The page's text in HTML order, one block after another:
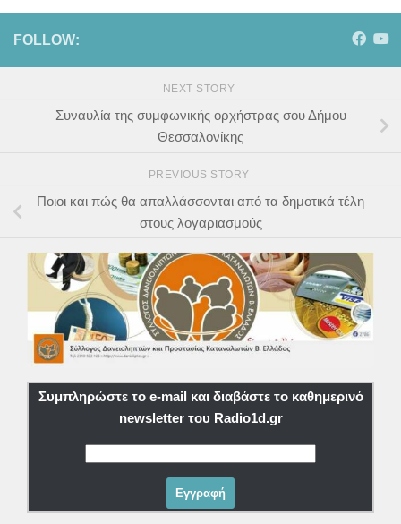
FOLLOW:
NEXT STORY
Συναυλία της συμφωνικής ορχήστρας σου Δήμου
Θεσσαλονίκης
PREVIOUS STORY
Ποιοι και πώς θα απαλλάσσονται από τα δημοτικά τέλη
στους λογαριασμούς
Συμπληρώστε το e-mail και διαβάστε το καθημερινό
newsletter του Radio1d.gr